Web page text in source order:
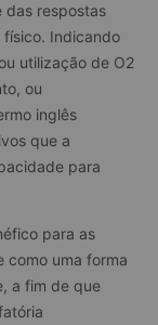
das respostas
físico. Indicando
utilização de O2
ou
inglês
que a
para
para as
como uma forma
a fim de que